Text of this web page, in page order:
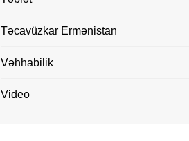
Təcavüzkar Ermənistan
Vəhhabilik
Video